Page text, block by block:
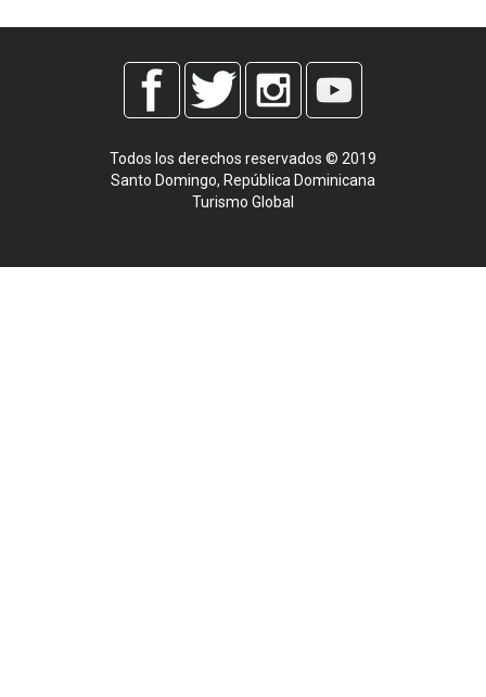
Todos los derechos reservados © 2019
Santo Domingo, República Dominicana
Turismo Global